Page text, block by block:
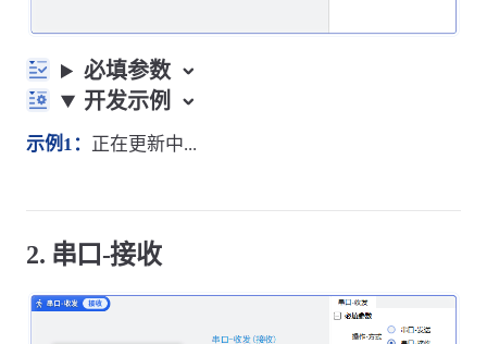
必填参数
开发示例
示例1： 正在更新中...
2. 串口-接收